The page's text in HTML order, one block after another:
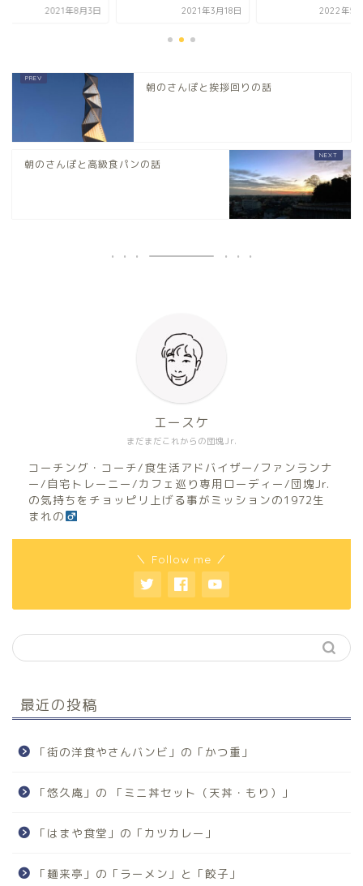
2021年8月3日 2021年3月18日 2022年5
朝のさんぽと挨拶回りの話
朝のさんぽと高級食パンの話
まだまだこれからの団塊Jr.
エースケ
コーチング・コーチ/食生活アドバイザー/ファンランナ
ー/自宅トレーニー/カフェ巡り専用ローディー/団塊Jr.
の気持ちをチョッピリ上げる事がミッションの1972生
まれの
＼ Follow me ／
最近の投稿
「街の洋食やさんバンビ」の「かつ重」
「悠久庵」の 「ミニ丼セット（天丼・もり）」
「はまや食堂」の「カツカレー」
「麺来亭」の「ラーメン」と「餃子」